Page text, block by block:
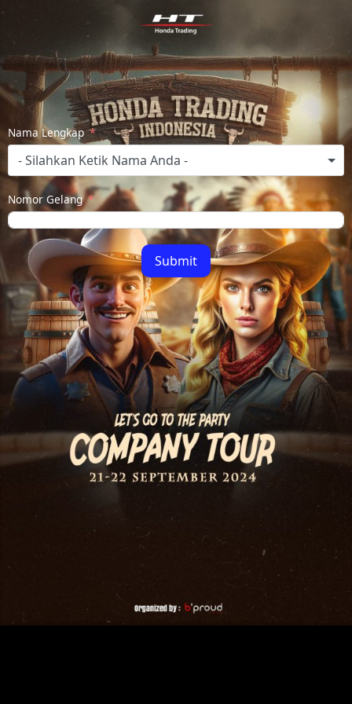
Nama Lengkap
- Silahkan Ketik Nama Anda -
Nomor Gelang
Submit